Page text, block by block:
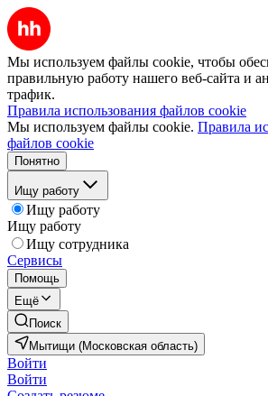
Мы используем файлы cookie, чтобы
правильную работу нашего веб-сайта и
трафик.
Правила использования файлов cookie
Мы используем файлы cookie. Правила
файлов cookie
Понятно
Ищу работу
Ищу работу
Ищу работу
Ищу сотрудника
Сервисы
Помощь
Ещё
Поиск
Мытищи (Московская область)
Войти
Войти